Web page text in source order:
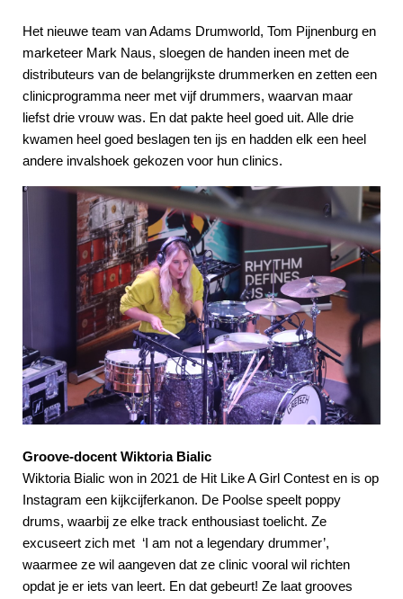
Het nieuwe team van Adams Drumworld, Tom Pijnenburg en
marketeer Mark Naus, sloegen de handen ineen met de
distributeurs van de belangrijkste drummerken en zetten een
clinicprogramma neer met vijf drummers, waarvan maar
liefst drie vrouw was. En dat pakte heel goed uit. Alle drie
kwamen heel goed beslagen ten ijs en hadden elk een heel
andere invalshoek gekozen voor hun clinics.
Groove-docent Wiktoria Bialic
Wiktoria Bialic won in 2021 de Hit Like A Girl Contest en is op
Instagram een kijkcijferkanon. De Poolse speelt poppy
drums, waarbij ze elke track enthousiast toelicht. Ze
excuseert zich met ‘I am not a legendary drummer’,
waarmee ze wil aangeven dat ze clinic vooral wil richten
opdat je er iets van leert. En dat gebeurt! Ze laat grooves